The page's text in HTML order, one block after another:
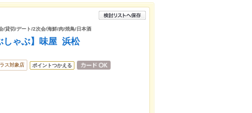
/貸切/デート/2次会/海鮮/肉/焼鳥/日本酒
しゃぶ】味屋 浜松
ス対象店 ポイントつかえる